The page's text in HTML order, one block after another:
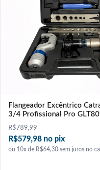
Flangeador Excêntrico
3/4 Profissional Pro
R$789,99
R$579,98 no pix
ou 10x de R$64,30 sem juros no